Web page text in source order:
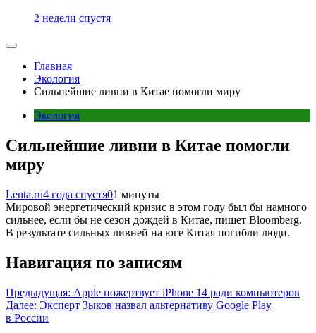
2 недели спустя
Главная
Экология
Сильнейшие ливни в Китае помогли миру
Экология
Сильнейшие ливни в Китае помогли
миру
Lenta.ru4 года спустя01 минуты
Мировой энергетический кризис в этом году был бы намного
сильнее, если бы не сезон дождей в Китае, пишет Bloomberg.
В результате сильных ливней на юге Китая погибли люди.
Навигация по записям
Предыдущая: Apple пожертвует iPhone 14 ради компьютеров
Далее: Эксперт Зыков назвал альтернативу Google Play
в России